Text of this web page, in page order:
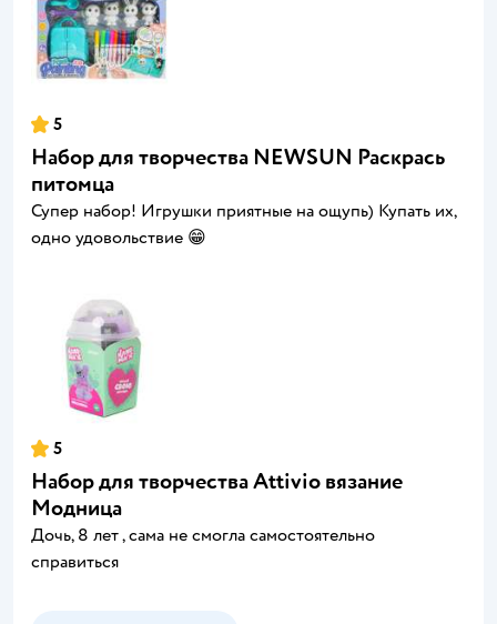
5
Набор для творчества NEWSUN Раскрась
питомца
Супер набор! Игрушки приятные на ощупь) Купать их,
одно удовольствие 😁
5
Набор для творчества Attivio вязание
Модница
Дочь, 8 лет , сама не смогла самостоятельно
справиться